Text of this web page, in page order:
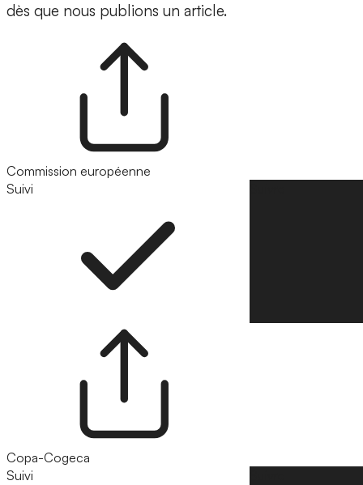
dès que nous publions un article.
Commission européenne
Suivi
Copa-Cogeca
Suivi